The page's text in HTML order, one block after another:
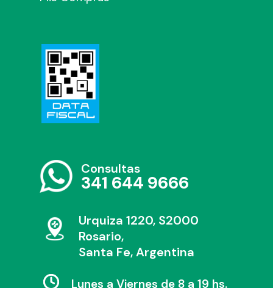
Consultas
341 644 9666
Urquiza 1220, S2000
Rosario,
Santa Fe, Argentina
Lunes a Viernes de 8 a 19 hs.